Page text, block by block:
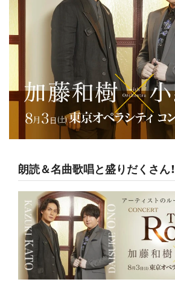
朗読＆名曲歌唱と盛りだくさん！